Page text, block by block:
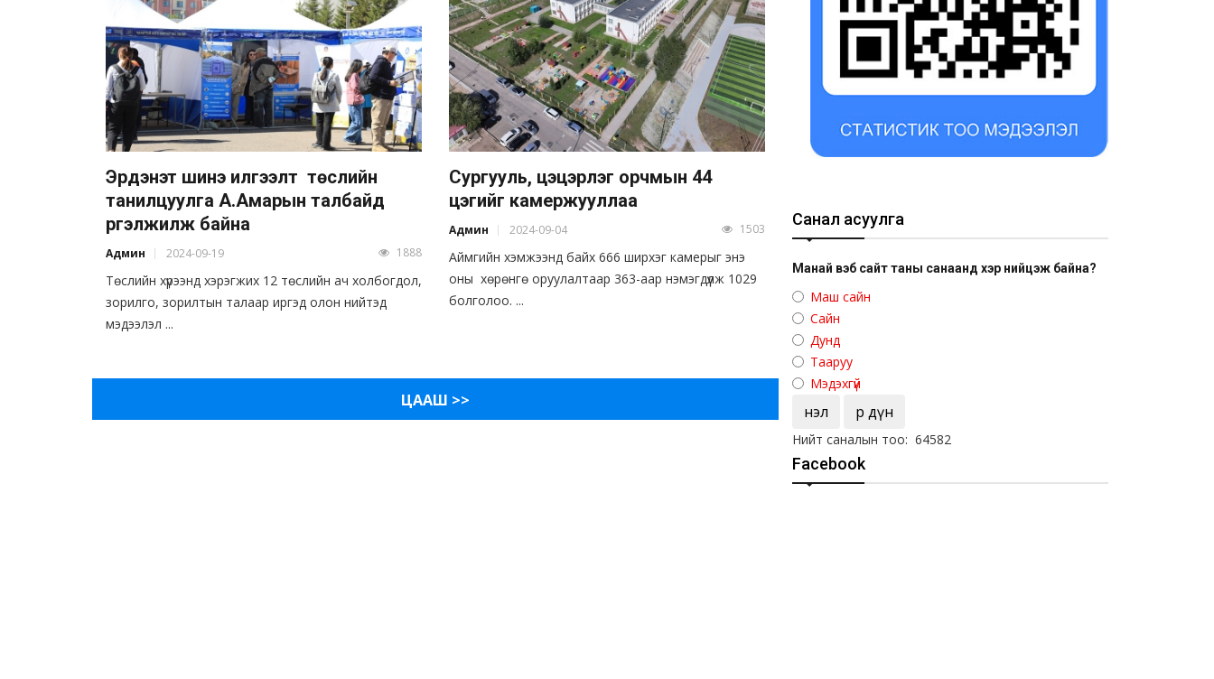
Эрдэнэт шинэ илгээлт төслийн
танилцуулга А.Амарын талбайд
үргэлжилж байна
Админ 2024-09-19 1888
Төслийн хүрээнд хэрэгжих 12 төслийн ач холбогдол,
зорилго, зорилтын талаар иргэд олон нийтэд
мэдээлэл ...
Сургууль, цэцэрлэг орчмын 44
цэгийг камержууллаа
Админ 2024-09-04 1503
Аймгийн хэмжээнд байх 666 ширхэг камерыг энэ
оны хөрөнгө оруулалтаар 363-аар нэмэгдүүлж 1029
болголоо. ...
ЦААШ >>
Санал асуулга
Манай вэб сайт таны санаанд хэр нийцэж байна?
Маш сайн
Сайн
Дунд
Тааруу
Мэдэхгүй
Үнэл Үр дүн
Нийт саналын тоо: 64582
Facebook